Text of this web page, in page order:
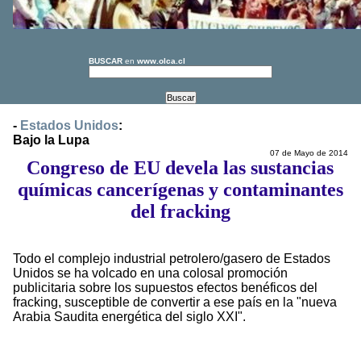
BUSCAR en www.olca.cl
- Estados Unidos:
Bajo la Lupa
07 de Mayo de 2014
Congreso de EU devela las sustancias
químicas cancerígenas y contaminantes
del fracking
Todo el complejo industrial petrolero/gasero de Estados
Unidos se ha volcado en una colosal promoción
publicitaria sobre los supuestos efectos benéficos del
fracking, susceptible de convertir a ese país en la "nueva
Arabia Saudita energética del siglo XXI".